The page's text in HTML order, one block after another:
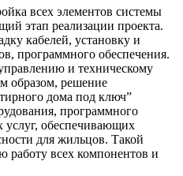
всех элементов системы
этап реализации проекта.
кабелей, установку и
программного обеспечения.
и техническому
образом, решение
дома под ключ”
программного
услуг, обеспечивающих
для жильцов. Такой
работу всех компонентов и